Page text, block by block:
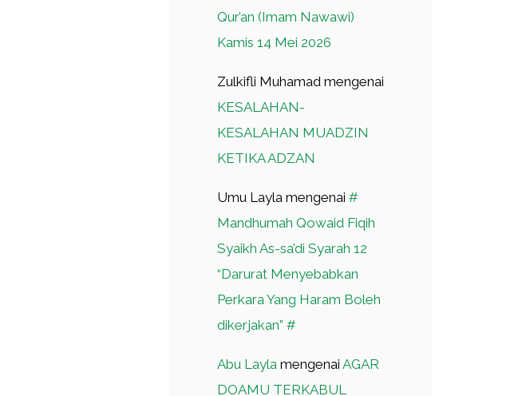
Qur’an (Imam Nawawi)
Kamis 14 Mei 2026
Zulkifli Muhamad mengenai
KESALAHAN-
KESALAHAN MUADZIN
KETIKA ADZAN
Umu Layla mengenai #
Mandhumah Qowaid Fiqih
Syaikh As-sa’di Syarah 12
“Darurat Menyebabkan
Perkara Yang Haram Boleh
dikerjakan” #
Abu Layla mengenai AGAR
DOAMU TERKABUL